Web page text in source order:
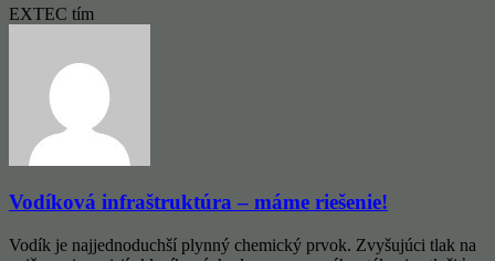
EXTEC tím
Vodíková infraštruktúra – máme riešenie!
Vodík je najjednoduchší plynný chemický prvok. Zvyšujúci tlak na